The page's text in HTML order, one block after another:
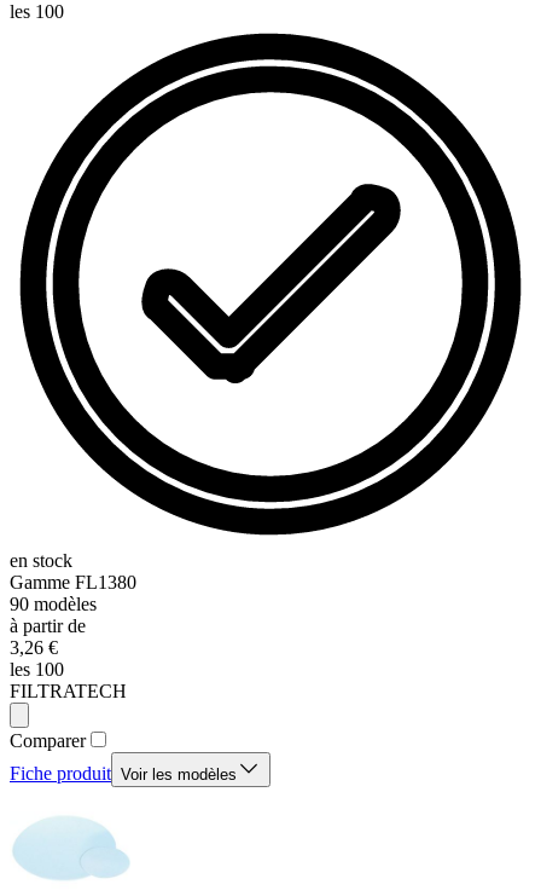
les 100
en stock
Gamme FL1380
90 modèles
à partir de
3,26 €
les 100
FILTRATECH
Comparer
Fiche produit Voir les modèles